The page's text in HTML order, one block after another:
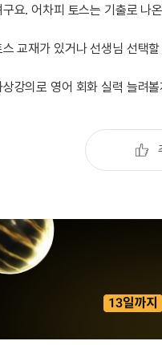
요. 어차피 토스는 기출로 나
교재가 있거나 선생님 선택
강의로 영어 회화 실력 늘려